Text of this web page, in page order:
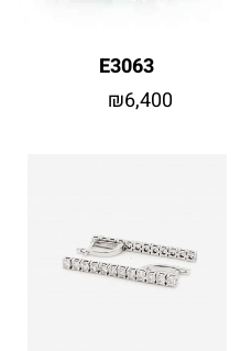
E3063
₪6,400